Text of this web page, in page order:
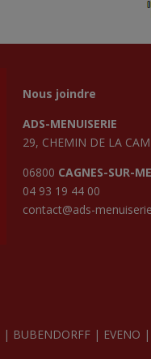
Nous joindre
ADS-MENUISERIE
29, CHEMIN DE LA
06800 CAGNES-SUR-
04 93 19 44 00
contact@ads-
| BUBENDORFF | EVENO